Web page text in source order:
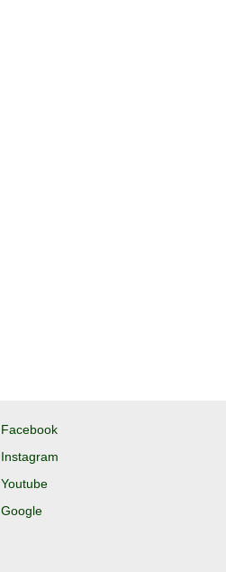
Facebook
Instagram
Youtube
Google